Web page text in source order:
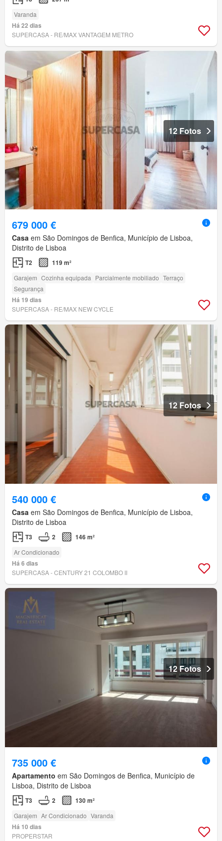
Varanda
Há 22 dias
SUPERCASA - RE/MAX VANTAGEM METRO
12 Fotos
679 000 €
Casa em São Domingos de Benfica, Município de Lisboa,
Distrito de Lisboa
T2 119 m²
Garajem Cozinha equipada Parcialmente mobiliado Terraço
Segurança
Há 19 dias
SUPERCASA - RE/MAX NEW CYCLE
12 Fotos
540 000 €
Casa em São Domingos de Benfica, Município de Lisboa,
Distrito de Lisboa
T3 2 146 m²
Ar Condicionado
Há 6 dias
SUPERCASA - CENTURY 21 COLOMBO II
12 Fotos
735 000 €
Apartamento em São Domingos de Benfica, Município de
Lisboa, Distrito de Lisboa
T3 2 130 m²
Garajem Ar Condicionado Varanda
Há 10 dias
PROPERSTAR